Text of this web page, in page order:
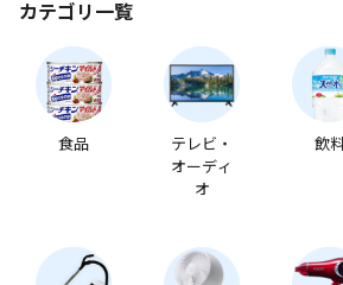
カテゴリ一覧
食品
テレビ・
オーディ
オ
飲